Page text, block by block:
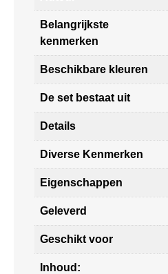
Belangrijkste
kenmerken
Beschikbare kleuren
De set bestaat uit
Details
Diverse Kenmerken
Eigenschappen
Geleverd
Geschikt voor
Inhoud: